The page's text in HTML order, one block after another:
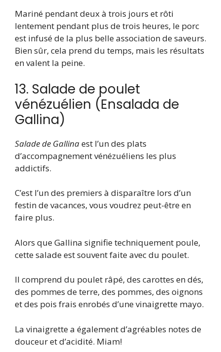
Mariné pendant deux à trois jours et rôti
lentement pendant plus de trois heures, le porc
est infusé de la plus belle association de saveurs.
Bien sûr, cela prend du temps, mais les résultats
en valent la peine.
13. Salade de poulet
vénézuélien (Ensalada de
Gallina)
Salade de Gallinaest l’un des plats
d’accompagnement vénézuéliens les plus
addictifs.
C’est l’un des premiers à disparaître lors d’un
festin de vacances, vous voudrez peut-être en
faire plus.
Alors que Gallina signifie techniquement poule,
cette salade est souvent faite avec du poulet.
Il comprend du poulet râpé, des carottes en dés,
des pommes de terre, des pommes, des oignons
et des pois frais enrobés d’une vinaigrette mayo.
La vinaigrette a également d’agréables notes de
douceur et d’acidité. Miam!